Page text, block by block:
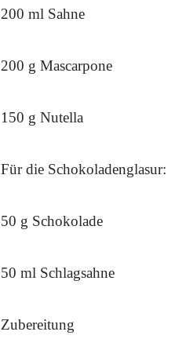
200 ml Sahne
200 g Mascarpone
150 g Nutella
Für die Schokoladenglasur:
50 g Schokolade
50 ml Schlagsahne
Zubereitung